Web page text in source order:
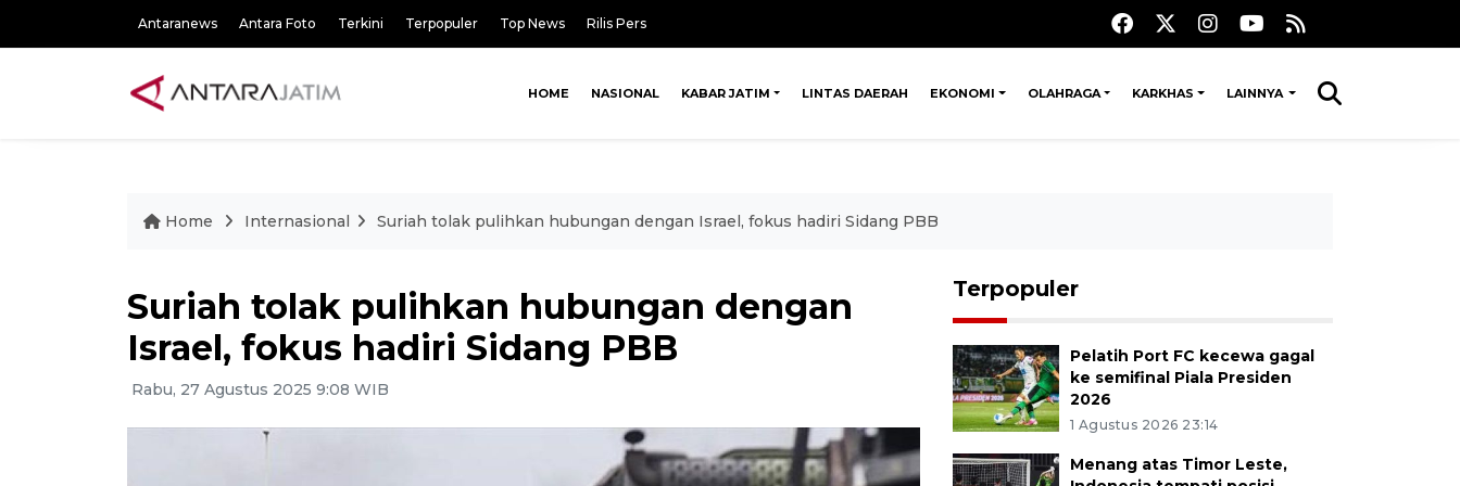
Antaranews Antara Foto Terkini Terpopuler Top News Rilis Pers
HOME NASIONAL KABAR JATIM LINTAS DAERAH EKONOMI OLAHRAGA KARKHAS LAINNYA
Home Internasional Suriah tolak pulihkan hubungan dengan Israel, fokus hadiri Sidang PBB
Suriah tolak pulihkan hubungan dengan
Israel, fokus hadiri Sidang PBB
Rabu, 27 Agustus 2025 9:08 WIB
Terpopuler
Pelatih Port FC kecewa gagal
ke semifinal Piala Presiden
2026
1 Agustus 2026 23:14
Menang atas Timor Leste,